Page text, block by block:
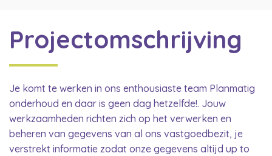
Projectomschrijving
Je komt te werken in ons enthousiaste team Planmatig
onderhoud en daar is geen dag hetzelfde!. Jouw
werkzaamheden richten zich op het verwerken en
beheren van gegevens van al ons vastgoedbezit, je
verstrekt informatie zodat onze gegevens altijd up to